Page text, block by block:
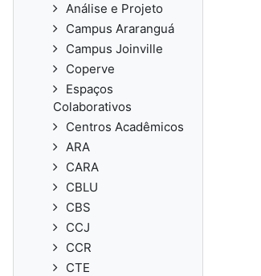
Análise e Projeto
Campus Araranguá
Campus Joinville
Coperve
Espaços
Colaborativos
Centros Acadêmicos
ARA
CARA
CBLU
CBS
CCJ
CCR
CTE